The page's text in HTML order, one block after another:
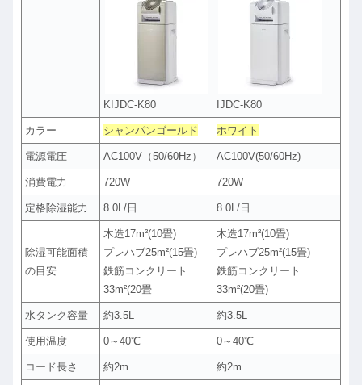
KIJDC-K80 IJDC-K80
カラー シャンパンゴールド ホワイト
電源電圧 AC100V（50/60Hz） AC100V(50/60Hz)
消費電力 720W 720W
定格除湿能力 8.0L/日 8.0L/日
除湿可能面積
の目安
木造17m²(10畳)
プレハブ25m²(15畳)
鉄筋コンクリート
33m²(20畳
木造17m²(10畳)
プレハブ25m²(15畳)
鉄筋コンクリート
33m²(20畳)
水タンク容量 約3.5L 約3.5L
使用温度 0～40℃ 0～40℃
コード長さ 約2m 約2m